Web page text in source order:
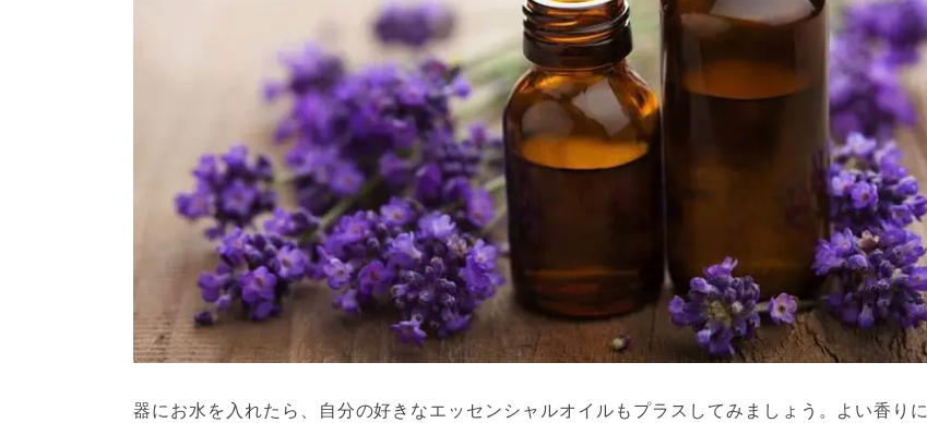
器にお水を入れたら、自分の好きなエッセンシャルオイルもプラスしてみましょう。よい香りに